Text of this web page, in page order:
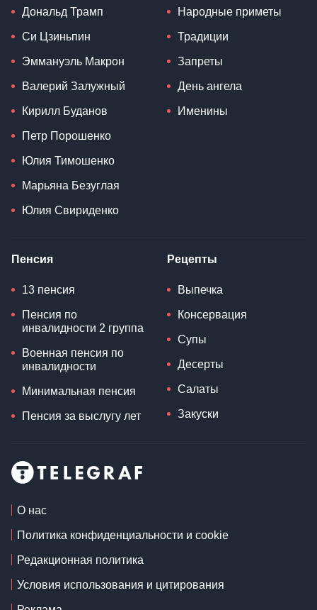
Дональд Трамп
Си Цзиньпин
Эммануэль Макрон
Валерий Залужный
Кирилл Буданов
Петр Порошенко
Юлия Тимошенко
Марьяна Безуглая
Юлия Свириденко
Народные приметы
Традиции
Запреты
День ангела
Именины
Пенсия
13 пенсия
Пенсия по
инвалидности 2 группа
Военная пенсия по
инвалидности
Минимальная пенсия
Пенсия за выслугу лет
Рецепты
Выпечка
Консервация
Супы
Десерты
Салаты
Закуски
О нас
Политика конфиденциальности и cookie
Редакционная политика
Условия использования и цитирования